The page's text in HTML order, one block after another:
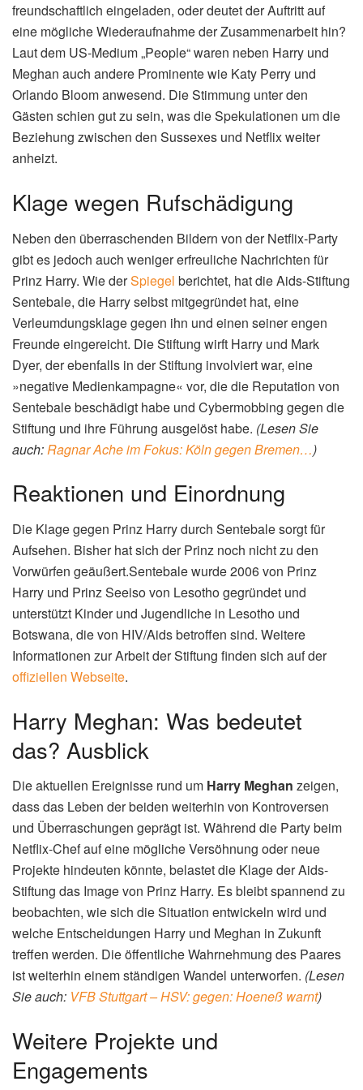
freundschaftlich eingeladen, oder deutet der Auftritt auf
eine mögliche Wiederaufnahme der Zusammenarbeit hin?
Laut dem US-Medium „People“ waren neben Harry und
Meghan auch andere Prominente wie Katy Perry und
Orlando Bloom anwesend. Die Stimmung unter den
Gästen schien gut zu sein, was die Spekulationen um die
Beziehung zwischen den Sussexes und Netflix weiter
anheizt.
Klage wegen Rufschädigung
Neben den überraschenden Bildern von der Netflix-Party
gibt es jedoch auch weniger erfreuliche Nachrichten für
Prinz Harry. Wie derSpiegel berichtet, hat die Aids-Stiftung
Sentebale, die Harry selbst mitgegründet hat, eine
Verleumdungsklage gegen ihn und einen seiner engen
Freunde eingereicht. Die Stiftung wirft Harry und Mark
Dyer, der ebenfalls in der Stiftung involviert war, eine
»negative Medienkampagne« vor, die die Reputation von
Sentebale beschädigt habe und Cybermobbing gegen die
Stiftung und ihre Führung ausgelöst habe. (Lesen Sie
auch:Ragnar Ache im Fokus: Köln gegen Bremen…)
Reaktionen und Einordnung
Die Klage gegen Prinz Harry durch Sentebale sorgt für
Aufsehen. Bisher hat sich der Prinz noch nicht zu den
Vorwürfen geäußert.Sentebale wurde 2006 von Prinz
Harry und Prinz Seeiso von Lesotho gegründet und
unterstützt Kinder und Jugendliche in Lesotho und
Botswana, die von HIV/Aids betroffen sind. Weitere
Informationen zur Arbeit der Stiftung finden sich auf der
offiziellen Webseite.
Harry Meghan: Was bedeutet
das? Ausblick
Die aktuellen Ereignisse rund um Harry Meghan zeigen,
dass das Leben der beiden weiterhin von Kontroversen
und Überraschungen geprägt ist. Während die Party beim
Netflix-Chef auf eine mögliche Versöhnung oder neue
Projekte hindeuten könnte, belastet die Klage der Aids-
Stiftung das Image von Prinz Harry. Es bleibt spannend zu
beobachten, wie sich die Situation entwickeln wird und
welche Entscheidungen Harry und Meghan in Zukunft
treffen werden. Die öffentliche Wahrnehmung des Paares
ist weiterhin einem ständigen Wandel unterworfen. (Lesen
Sie auch: VFB Stuttgart – HSV: gegen: Hoeneß warnt)
Weitere Projekte und
Engagements